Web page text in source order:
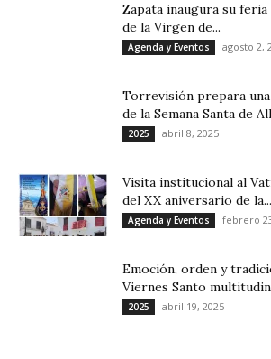
Zapata inaugura su
de la Virgen de...
Agenda y Eventos agosto 2,
Torrevisión prepara
de la Semana Santa de
2025 abril 8, 2025
Visita institucional al
del XX aniversario de la...
Agenda y Eventos febrero
Emoción, orden y
Viernes Santo
2025 abril 19, 2025